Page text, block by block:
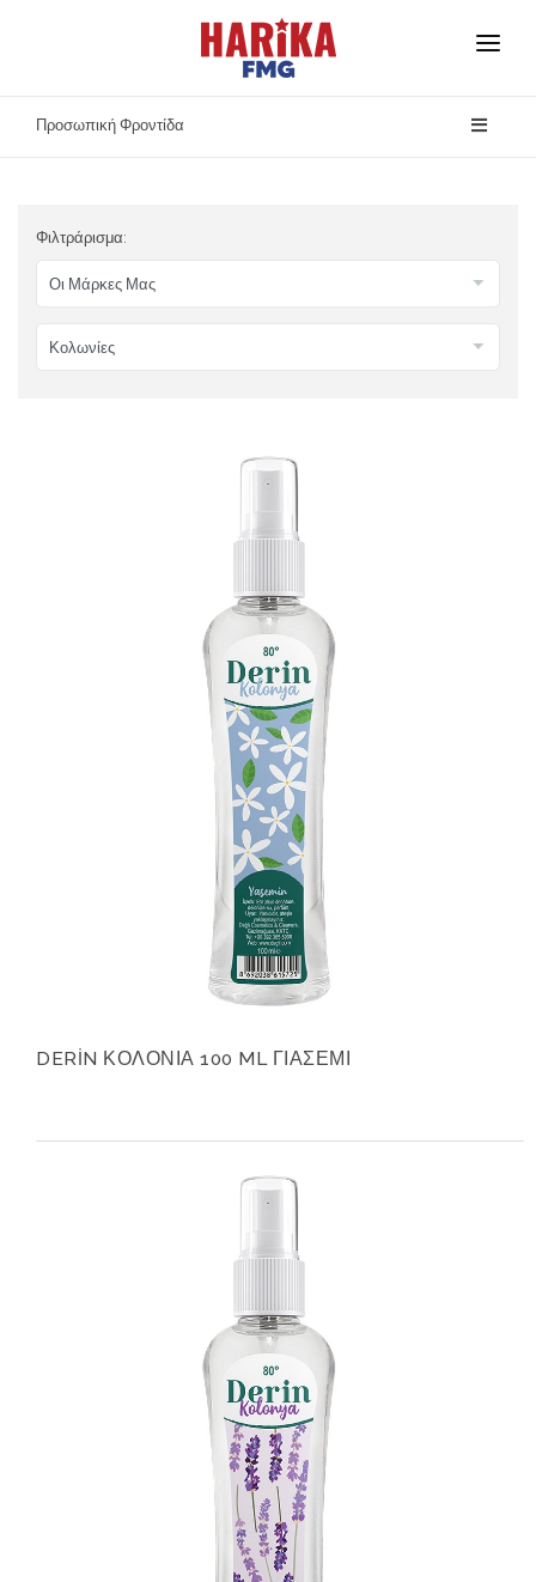
Αρχική
Ασφάλεια Προϊόντων
Επικοινωνία
Προσωπική Φροντίδα
Φιλτράρισμα:
DERİN ΚΟΛΟΝΙΑ 100 ML ΓΙΑΣΕΜΙ